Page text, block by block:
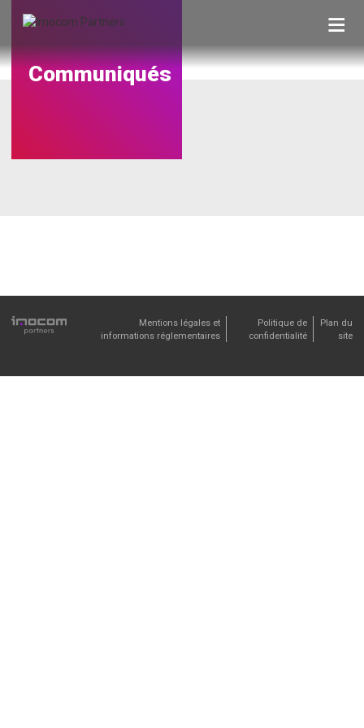
Communiqués
Mentions légales et
informations réglementaires
Politique de
confidentialité
Plan du
site